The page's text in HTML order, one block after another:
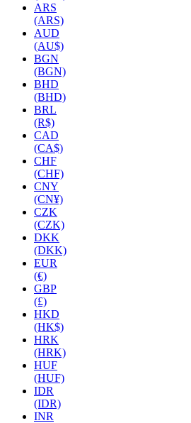
ARS
(ARS)
AUD
(AU$)
BGN
(BGN)
BHD
(BHD)
BRL
(R$)
CAD
(CA$)
CHF
(CHF)
CNY
(CN¥)
CZK
(CZK)
DKK
(DKK)
EUR
(€)
GBP
(£)
HKD
(HK$)
HRK
(HRK)
HUF
(HUF)
IDR
(IDR)
INR